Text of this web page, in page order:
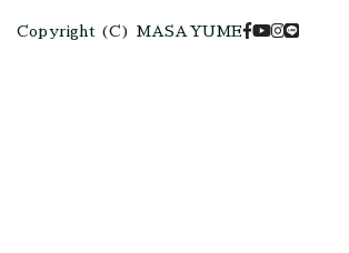
Copyright (C) MASAYUME